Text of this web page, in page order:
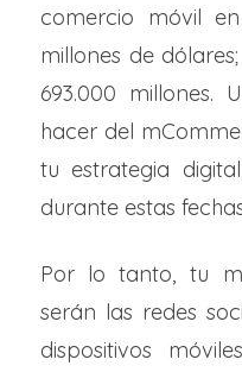
comercio móvil
millones de
693.000 millones.
hacer del
tu estrategia
durante estas
Por lo tanto, tu
serán las redes
dispositivos